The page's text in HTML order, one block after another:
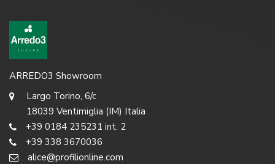
ARREDO3 Showroom
Largo Torino, 6/c
18039 Ventimiglia (IM) Italia
+39 0184 235231 int. 2
+39 338 3670036
alice@profilionline.com